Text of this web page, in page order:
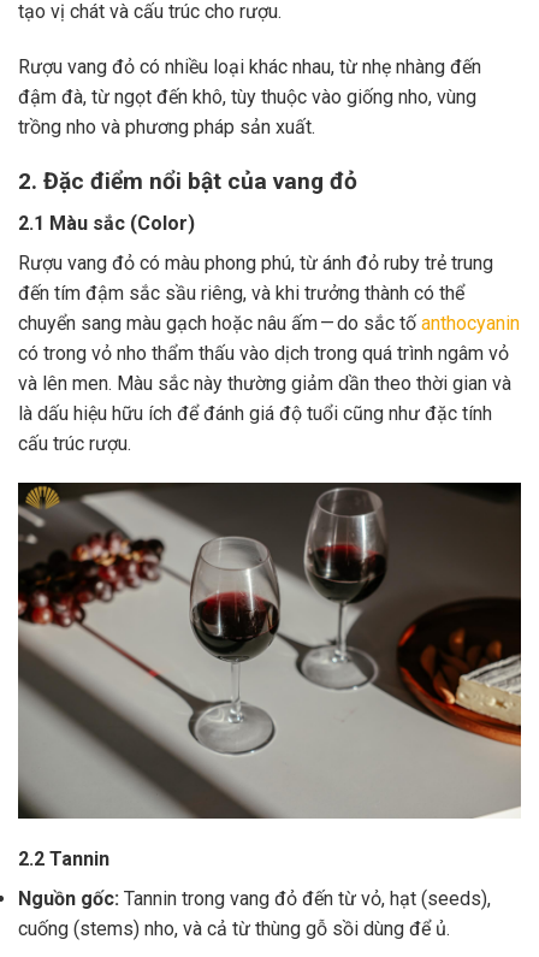
tạo vị chát và cấu trúc cho rượu.
Rượu vang đỏ có nhiều loại khác nhau, từ nhẹ nhàng đến
đậm đà, từ ngọt đến khô, tùy thuộc vào giống nho, vùng
trồng nho và phương pháp sản xuất.
2. Đặc điểm nổi bật của vang đỏ
2.1 Màu sắc (Color)
Rượu vang đỏ có màu phong phú, từ ánh đỏ ruby trẻ trung
đến tím đậm sắc sầu riêng, và khi trưởng thành có thể
chuyển sang màu gạch hoặc nâu ấm — do sắc tố anthocyanin
có trong vỏ nho thẩm thấu vào dịch trong quá trình ngâm vỏ
và lên men. Màu sắc này thường giảm dần theo thời gian và
là dấu hiệu hữu ích để đánh giá độ tuổi cũng như đặc tính
cấu trúc rượu.
2.2 Tannin
Nguồn gốc: Tannin trong vang đỏ đến từ vỏ, hạt (seeds),
cuống (stems) nho, và cả từ thùng gỗ sồi dùng để ủ.